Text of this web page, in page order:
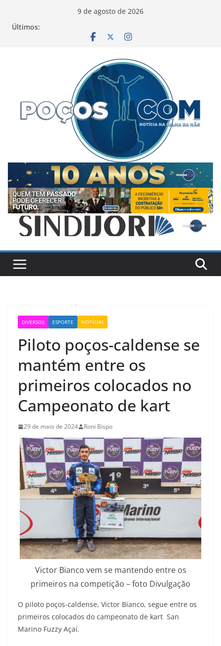
9 de agosto de 2026
Últimos:
DIVERSOS ESPORTE NOTÍCIAS
Piloto poços-caldense se
mantém entre os
primeiros colocados no
Campeonato de kart
29 de maio de 2024 Roni Bispo
Victor Bianco vem se mantendo entre os
primeiros na competição – foto Divulgação
O piloto poços-caldense, Victor Bianco, segue entre os
primeiros colocados do campeonato de kart San
Marino Fuzzy Açaí.